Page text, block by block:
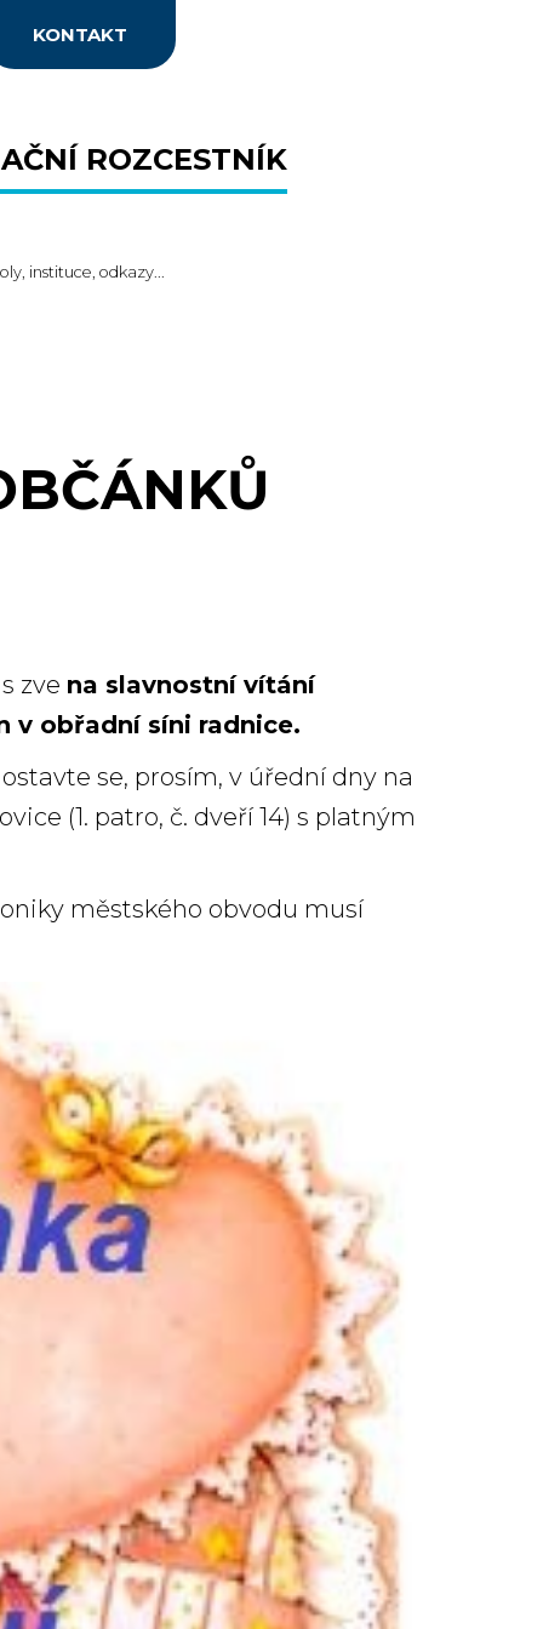
KONTAKT
ROZCESTNÍK
instituce, odkazy...
zve na slavnostní vítání
v obřadní síni radnice.
se, prosím, v úřední dny na
(1. patro, č. dveří 14) s platným
městského obvodu musí